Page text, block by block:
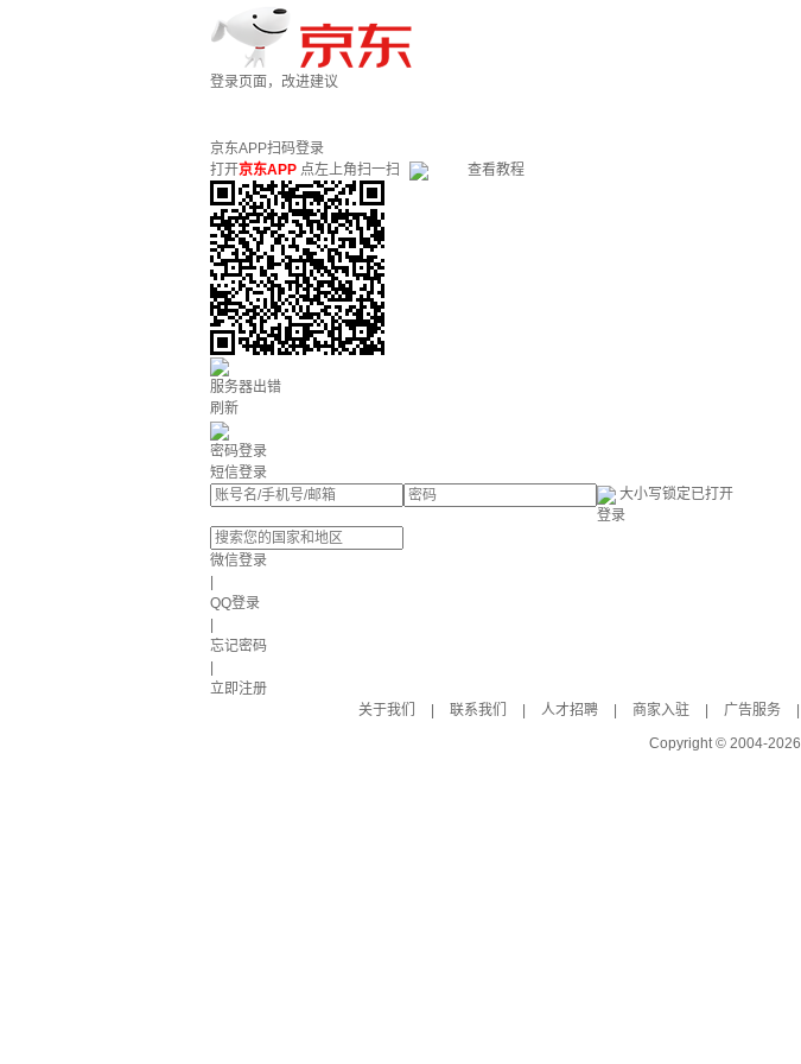
登录页面，改进建议
京东APP扫码登录
打开京东APP 点左上角扫一扫 查看教程
服务器出错
刷新
密码登录
短信登录
大小写锁定已打开
登录
微信登录
QQ登录
忘记密码
立即注册
关于我们
联系我们 人才招聘 商家入驻 广告服务
Copyright © 2004-2026